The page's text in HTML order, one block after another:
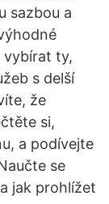
sazbou a
vybírat ty,
s delší
že
si,
a podívejte
se
jak prohlížet